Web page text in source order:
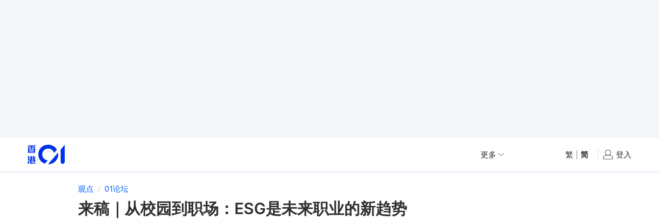
更多 繁 简 登入
观点 01论坛
来稿｜从校园到职场：ESG是未来职业的新趋势